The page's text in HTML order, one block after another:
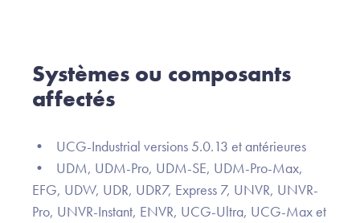
Systèmes ou composants
affectés
• UCG-Industrial versions 5.0.13 et antérieures
• UDM, UDM-Pro, UDM-SE, UDM-Pro-Max,
EFG, UDW, UDR, UDR7, Express 7, UNVR, UNVR-
Pro, UNVR-Instant, ENVR, UCG-Ultra, UCG-Max et